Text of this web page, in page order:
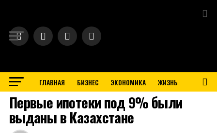
ГЛАВНАЯ БИЗНЕС ЭКОНОМИКА ЖИЗНЬ
BUSINESS
Первые ипотеки под 9% были
выданы в Казахстане